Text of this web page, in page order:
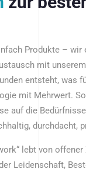
Produkte – wir
mit
entsteht, was
mit Mehrwert.
auf die
durchdacht,
lebt von
Leidenschaft,